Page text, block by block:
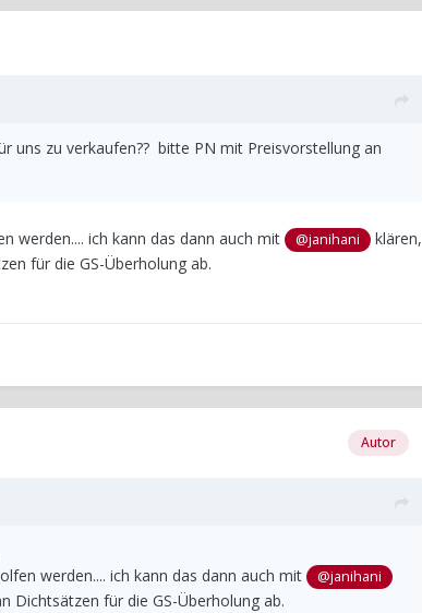
uns zu verkaufen?? bitte PN mit Preisvorstellung an
werden.... ich kann das dann auch mit
@janihani
klären,
für die GS-Überholung ab.
Autor
werden.... ich kann das dann auch mit
@janihani
Dichtsätzen für die GS-Überholung ab.